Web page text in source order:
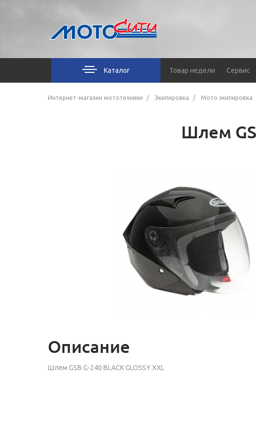
Каталог Товар недели Сервис
Интернет-магазин мототехники Экипировка Мото экипировка
Шлем
Описание
Шлем GSB G-240 BLACK GLOSSY